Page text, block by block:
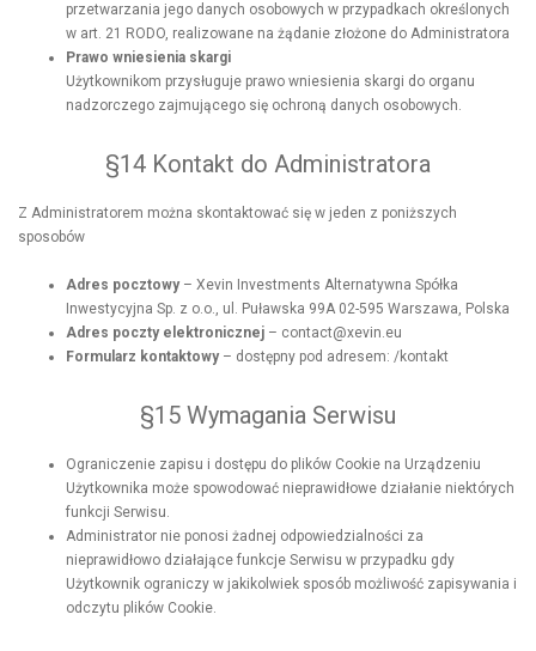
przetwarzania jego danych osobowych w przypadkach określonych
w art. 21 RODO, realizowane na żądanie złożone do Administratora
Prawo wniesienia skargi
Użytkownikom przysługuje prawo wniesienia skargi do organu
nadzorczego zajmującego się ochroną danych osobowych.
§14 Kontakt do Administratora
Z Administratorem można skontaktować się w jeden z poniższych
sposobów
Adres pocztowy– Xevin Investments Alternatywna Spółka
Inwestycyjna Sp. z o.o., ul. Puławska 99A 02-595 Warszawa, Polska
Adres poczty elektronicznej – contact@xevin.eu
Formularz kontaktowy– dostępny pod adresem: /kontakt
§15 Wymagania Serwisu
Ograniczenie zapisu i dostępu do plików Cookie na Urządzeniu
Użytkownika może spowodować nieprawidłowe działanie niektórych
funkcji Serwisu.
Administrator nie ponosi żadnej odpowiedzialności za
nieprawidłowo działające funkcje Serwisu w przypadku gdy
Użytkownik ograniczy w jakikolwiek sposób możliwość zapisywania i
odczytu plików Cookie.